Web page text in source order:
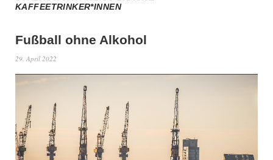
AFFEETRINKER*INNEN
Fußball ohne Alkohol
29. April 2022